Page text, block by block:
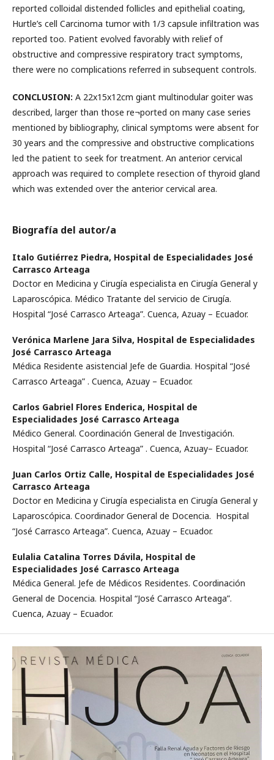
reported colloidal distended follicles and epithelial coating,
Hurtle’s cell Carcinoma tumor with 1/3 capsule infiltration was
reported too. Patient evolved favorably with relief of
obstructive and compressive respiratory tract symptoms,
there were no complications referred in subsequent controls.
CONCLUSION: A 22x15x12cm giant multinodular goiter was
described, larger than those re¬ported on many case series
mentioned by bibliography, clinical symptoms were absent for
30 years and the compressive and obstructive complications
led the patient to seek for treatment. An anterior cervical
approach was required to complete resection of thyroid gland
which was extended over the anterior cervical area.
Biografía del autor/a
Italo Gutiérrez Piedra, Hospital de Especialidades José
Carrasco Arteaga
Doctor en Medicina y Cirugía especialista en Cirugía General y
Laparoscópica. Médico Tratante del servicio de Cirugía.
Hospital “José Carrasco Arteaga”. Cuenca, Azuay – Ecuador.
Verónica Marlene Jara Silva, Hospital de Especialidades
José Carrasco Arteaga
Médica Residente asistencial Jefe de Guardia. Hospital “José
Carrasco Arteaga” . Cuenca, Azuay – Ecuador.
Carlos Gabriel Flores Enderica, Hospital de
Especialidades José Carrasco Arteaga
Médico General. Coordinación General de Investigación.
Hospital “José Carrasco Arteaga” . Cuenca, Azuay– Ecuador.
Juan Carlos Ortiz Calle, Hospital de Especialidades José
Carrasco Arteaga
Doctor en Medicina y Cirugía especialista en Cirugía General y
Laparoscópica. Coordinador General de Docencia. Hospital
“José Carrasco Arteaga”. Cuenca, Azuay – Ecuador.
Eulalia Catalina Torres Dávila, Hospital de
Especialidades José Carrasco Arteaga
Médica General. Jefe de Médicos Residentes. Coordinación
General de Docencia. Hospital “José Carrasco Arteaga”.
Cuenca, Azuay – Ecuador.